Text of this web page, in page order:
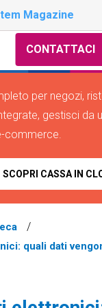
Magazine
CONTATTACI
per negozi,
gestisci da
commerce.
SCOPRI CASSA IN
quali dati